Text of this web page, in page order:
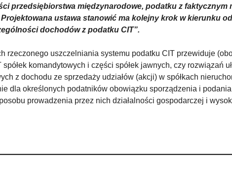
przedsiębiorstwa międzynarodowe, podatku z faktycznym
ustawa stanowić ma kolejny krok w kierunku
dochodów z podatku CIT”.
rzeczonego uszczelniania systemu podatku CIT przewiduje
komandytowych i części spółek jawnych, czy rozwiązań
z dochodu ze sprzedaży udziałów (akcji) w spółkach
dla określonych podatników obowiązku sporządzenia i
prowadzenia przez nich działalności gospodarczej i